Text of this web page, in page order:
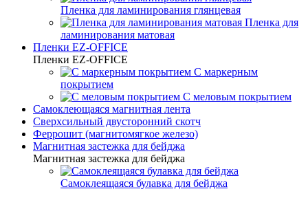
Пленка для ламинирования глянцевая
Пленка для
ламинирования матовая
Пленки EZ-OFFICE
Пленки EZ-OFFICE
С маркерным
покрытием
С меловым покрытием
Самоклеющаяся магнитная лента
Сверхсильный двусторонний скотч
Феррошит (магнитомягкое железо)
Магнитная застежка для бейджа
Магнитная застежка для бейджа
Самоклеящаяся булавка для бейджа